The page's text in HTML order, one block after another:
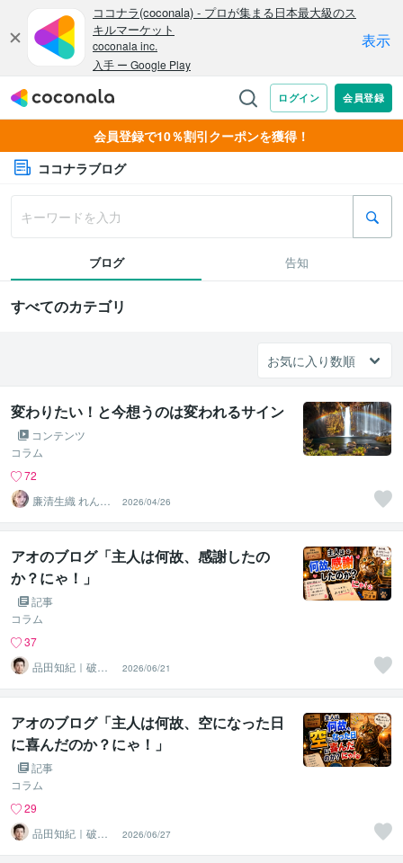
会員登録で10％割引クーポンを獲得！
ココナラブログ
ブログ 告知
すべてのカテゴリ
変わりたい！と今想うのは変われるサイン
コンテンツ
コラム
72
廉清生織 れんせ
い さき
2026/04/26
アオのブログ「主人は何故、感謝したの
か？にゃ！」
記事
コラム
37
品田知紀｜破産
から再起したコ
ンサルタント
2026/06/21
アオのブログ「主人は何故、空になった日
に喜んだのか？にゃ！」
記事
コラム
29
品田知紀｜破産
から再起したコ
ンサルタント
2026/06/27